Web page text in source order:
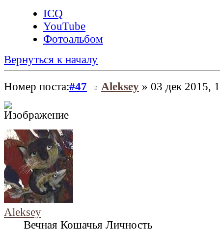
ICQ
YouTube
Фотоальбом
Вернуться к началу
Номер поста:#47 Aleksey » 03 дек 2015,
Aleksey
Вечная Кошачья Личность